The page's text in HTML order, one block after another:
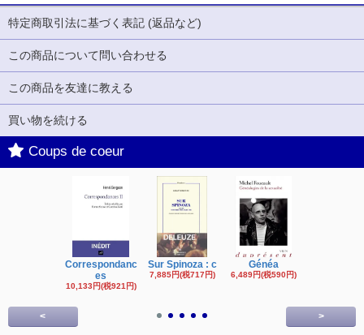
特定商取引法に基づく表記 (返品など)
この商品について問い合わせる
この商品を友達に教える
買い物を続ける
Coups de coeur
Correspondanc
es
10,133円(税921円)
Sur Spinoza : c
7,885円(税717円)
Généa
6,489円(税590円)
< >